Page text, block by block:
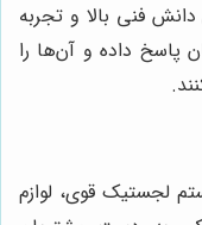
فنی بالا و تجربه
پاسخ داده و آن‌ها را
لجستیک قوی، لوازم